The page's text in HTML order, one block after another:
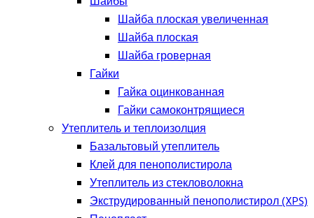
Шайба плоская увеличенная
Шайба плоская
Шайба гроверная
Гайки
Гайка оцинкованная
Гайки самоконтрящиеся
Утеплитель и теплоизолция
Базальтовый утеплитель
Клей для пенополистирола
Утеплитель из стекловолокна
Экструдированный пенополистирол (XPS)